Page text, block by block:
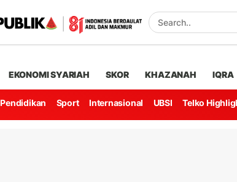
EKONOMI SYARIAH SKOR KHAZANAH IQRA
Pendidikan Sport Internasional UBSI Telko